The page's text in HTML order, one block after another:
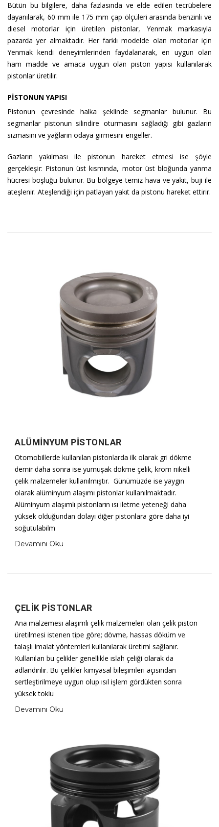
Bütün bu bilgilere, daha fazlasında ve elde edilen tecrübelere
dayanılarak, 60 mm ile 175 mm çap ölçüleri arasında benzinli ve
diesel motorlar için üretilen pistonlar, Yenmak markasıyla
pazarda yer almaktadır. Her farklı modelde olan motorlar için
Yenmak kendi deneyimlerinden faydalanarak, en uygun olan
ham madde ve amaca uygun olan piston yapısı kullanılarak
pistonlar üretilir.
PİSTONUN YAPISI
Pistonun çevresinde halka şeklinde segmanlar bulunur. Bu
segmanlar pistonun silindire oturmasını sağladığı gibi gazların
sızmasını ve yağların odaya girmesini engeller.
Gazların yakılması ile pistonun hareket etmesi ise şöyle
gerçekleşir: Pistonun üst kısmında, motor üst bloğunda yanma
hücresi boşluğu bulunur. Bu bölgeye temiz hava ve yakıt, buji ile
ateşlenir. Ateşlendiği için patlayan yakıt da pistonu hareket ettirir.
ALÜMINYUM PISTONLAR
Otomobillerde kullanılan pistonlarda ilk olarak gri dökme
demir daha sonra ise yumuşak dökme çelik, krom nikelli
çelik malzemeler kullanılmıştır. Günümüzde ise yaygın
olarak alüminyum alaşımı pistonlar kullanılmaktadır.
Alüminyum alaşımlı pistonların ısı iletme yeteneği daha
yüksek olduğundan dolayı diğer pistonlara göre daha iyi
soğutulabilm
Devamını Oku
ÇELIK PISTONLAR
Ana malzemesi alaşımlı çelik malzemeleri olan çelik piston
üretilmesi istenen tipe göre; dövme, hassas döküm ve
talaşlı imalat yöntemleri kullanılarak üretimi sağlanır.
Kullanılan bu çelikler genellikle ıslah çeliği olarak da
adlandırılır. Bu çelikler kimyasal bileşimleri açısından
sertleştirilmeye uygun olup ısıl işlem gördükten sonra
yüksek toklu
Devamını Oku